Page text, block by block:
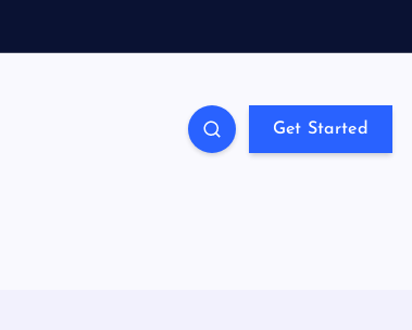
Get Started